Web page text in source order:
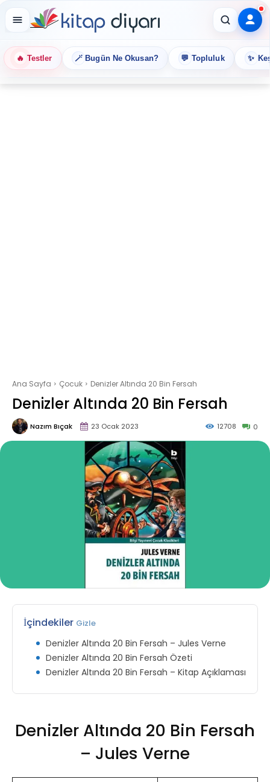
🔥 Testler 🪄 Bugün Ne Okusan? 💬 Topluluk ✨
Ana Sayfa Çocuk Denizler Altında 20 Bin Fersah
Denizler Altında 20 Bin Fersah
Nazım Bıçak 23 Ocak 2023 0
12708
İçindekiler Gizle
Denizler Altında 20 Bin Fersah – Jules Verne
Denizler Altında 20 Bin Fersah Özeti
Denizler Altında 20 Bin Fersah – Kitap Açıklaması
Denizler Altında 20 Bin Fersah
– Jules Verne